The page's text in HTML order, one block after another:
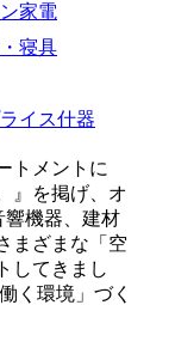
家電
寝具
イス什器
トメントに
』を掲げ、オ
響機器、建材
まざまな「空
してきまし
く環境」づく